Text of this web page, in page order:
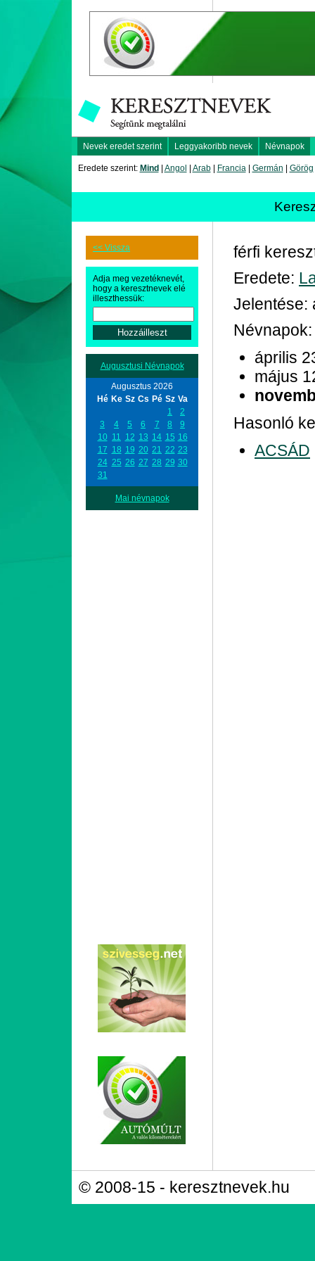
Nevek eredet szerint Leggyakoribb nevek Névnapok
Eredete szerint: Mind Angol Arab| Francia| Germán Görög
<< Vissza
Adja meg vezetéknevét,
hogy a keresztnevek elé
illeszthessük:
Augusztusi Névnapok
Augusztus 2026
Hé Ke Sz Cs Pé Sz Va
1
2
3
4 5 6 7 8
9
10 11 12 13 14 15 16
17 18 19 20 21 22 23
24 25 26 27 28 29 30
31
Mai névnapok
férfi
Eredete:
Jelentése:
Névnapok:
április
május
Hasonló
ACSÁD
© 2008-15 - keresztnevek.hu